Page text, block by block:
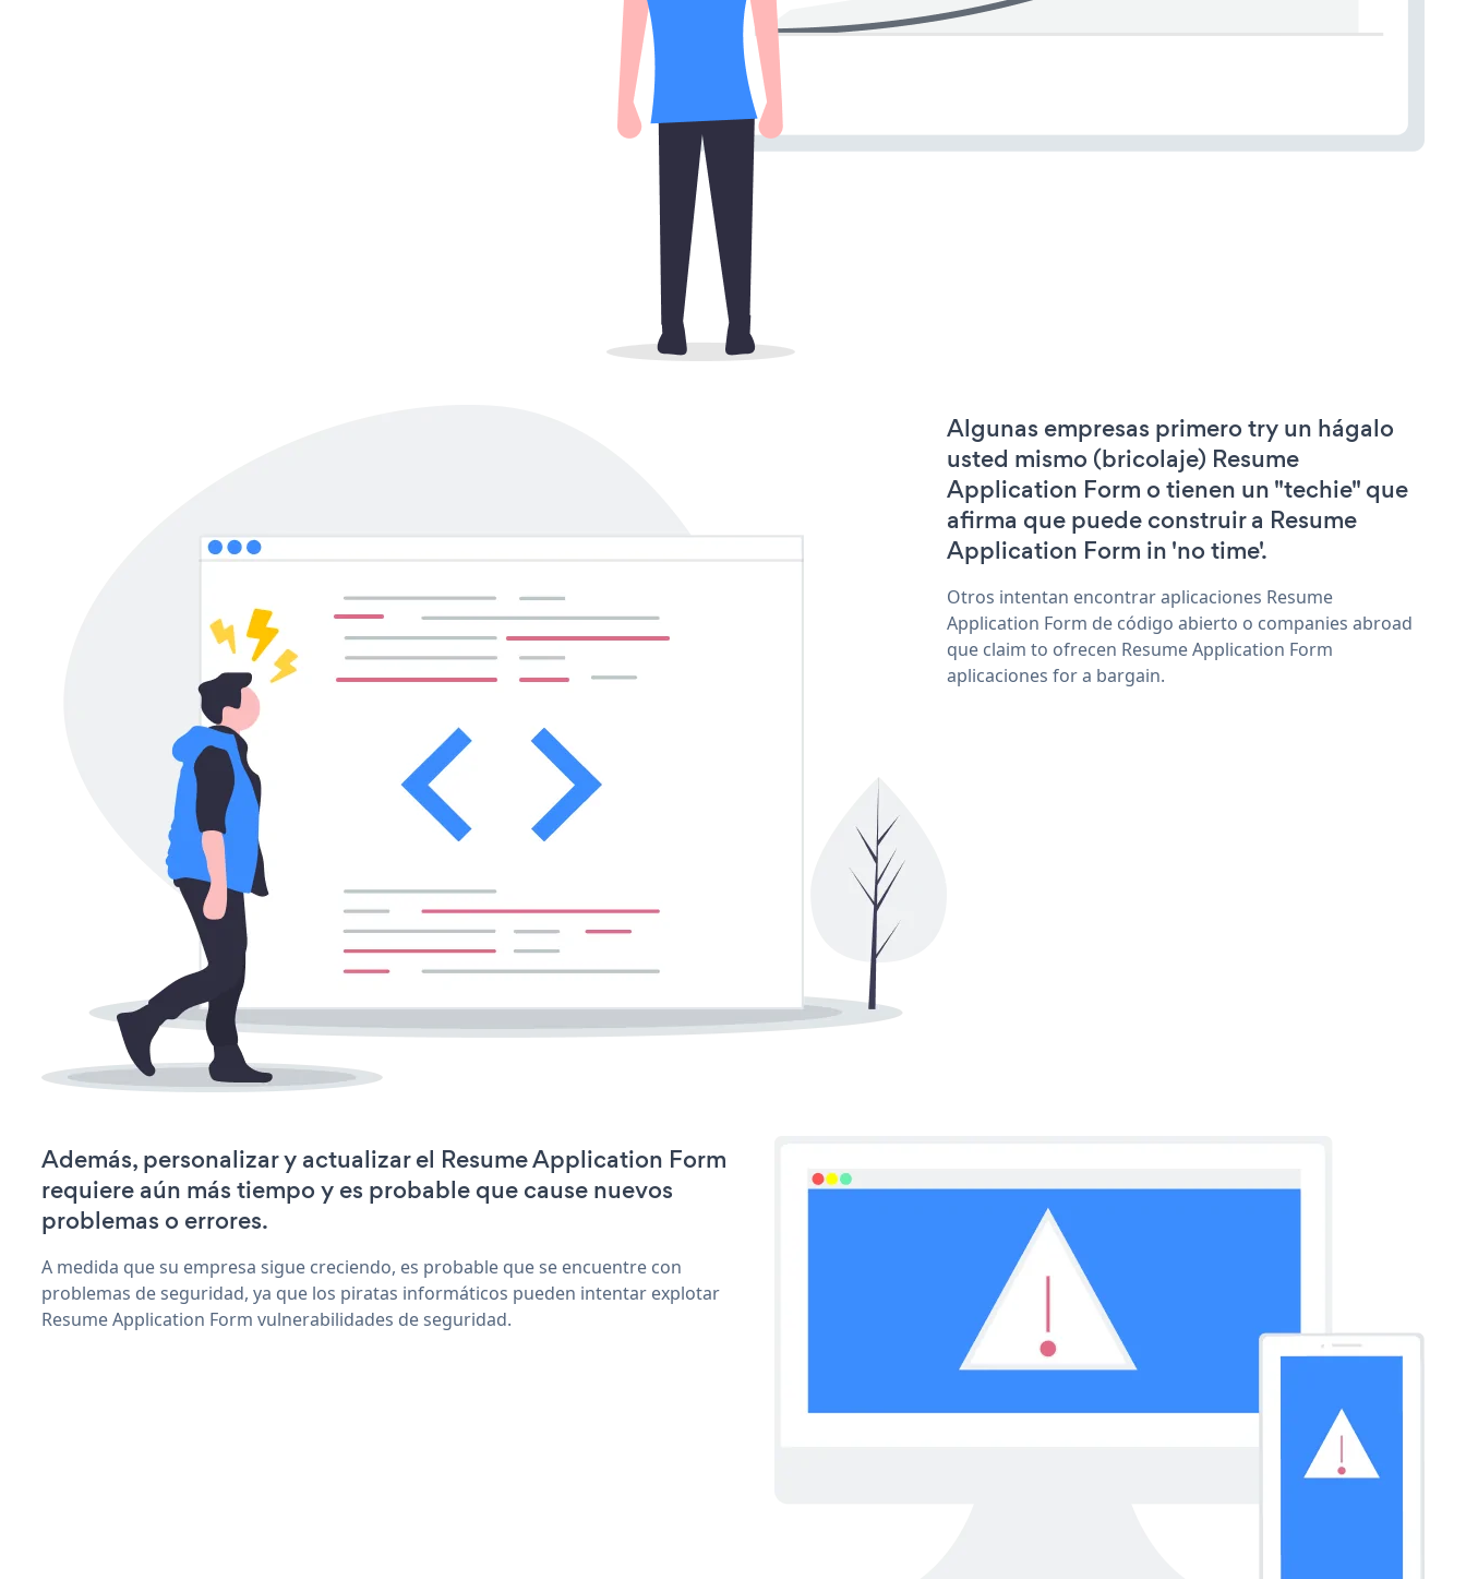
Algunas empresas primero try un hágalo
usted mismo (bricolaje) Resume
Application Form o tienen un "techie" que
afirma que puede construir a Resume
Application Form in 'no time'.
Otros intentan encontrar aplicaciones Resume
Application Form de código abierto o companies abroad
que claim to ofrecen Resume Application Form
aplicaciones for a bargain.
Además, personalizar y actualizar el Resume Application Form
requiere aún más tiempo y es probable que cause nuevos
problemas o errores.
A medida que su empresa sigue creciendo, es probable que se encuentre con
problemas de seguridad, ya que los piratas informáticos pueden intentar explotar
Resume Application Form vulnerabilidades de seguridad.